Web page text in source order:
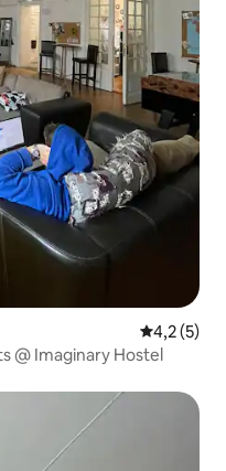
Évaluation
4,2 (5)
@ Imaginary Hostel